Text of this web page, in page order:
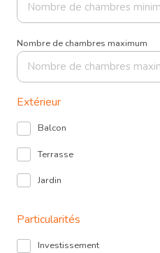
Nombre de chambres maximum
Extérieur
Balcon
Terrasse
Jardin
Particularités
Investissement